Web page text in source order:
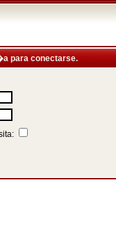
para conectarse.